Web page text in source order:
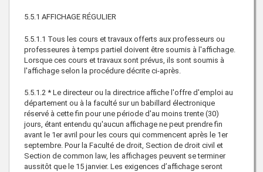
5.5.1 AFFICHAGE RÉGULIER
5.5.1.1 Tous les cours et travaux offerts aux professeurs ou
professeures à temps partiel doivent être soumis à l'affichage.
Lorsque ces cours et travaux sont prévus, ils sont soumis à
l'affichage selon la procédure décrite ci-après.
5.5.1.2 * Le directeur ou la directrice affiche l'offre d'emploi au
département ou à la faculté sur un babillard électronique
réservé à cette fin pour une période d'au moins trente (30)
jours, étant entendu qu'aucun affichage ne peut prendre fin
avant le 1er avril pour les cours qui commencent après le 1er
septembre. Pour la Faculté de droit, Section de droit civil et
Section de common law, les affichages peuvent se terminer
aussitôt que le 15 janvier. Les exigences d’affichage seront